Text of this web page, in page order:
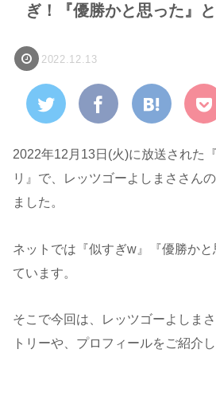
ぎ！『優勝かと思った』
2022.12.13
2022年12月13日(火)に放送された
リ』で、レッツゴーよしまささん
ました。
ネットでは『似すぎw』『優勝か
ています。
そこで今回は、レッツゴーよしま
トリーや、プロフィールをご紹介